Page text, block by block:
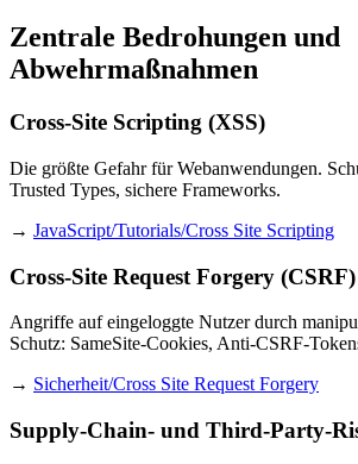
Zentrale Bedrohungen und
Abwehrmaßnahmen
Cross-Site Scripting (XSS)
Die größte Gefahr für Webanwendungen.
Trusted Types, sichere Frameworks.
→ JavaScript/Tutorials/Cross Site Scripting
Cross-Site Request Forgery (CSRF)
Angriffe auf eingeloggte Nutzer durch
Schutz: SameSite-Cookies, Anti-CSRF-
→ Sicherheit/Cross Site Request Forgery
Supply-Chain- und Third-Party-